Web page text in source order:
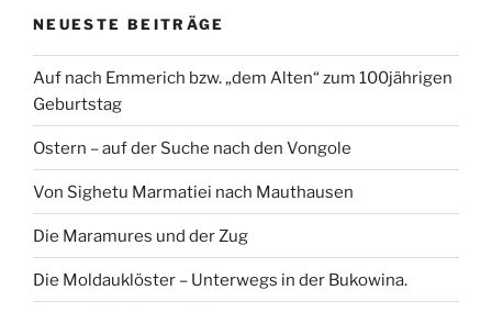
NEUESTE BEITRÄGE
Auf nach Emmerich bzw. „dem Alten“ zum 100jährigen
Geburtstag
Ostern – auf der Suche nach den Vongole
Von Sighetu Marmatiei nach Mauthausen
Die Maramures und der Zug
Die Moldauklöster – Unterwegs in der Bukowina.